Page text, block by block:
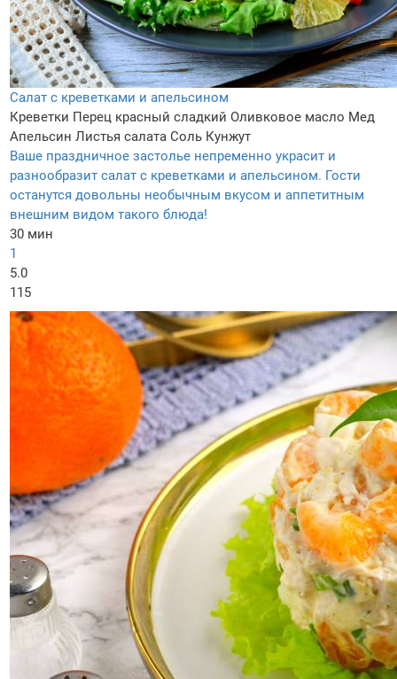
Салат с креветками и апельсином
Креветки Перец красный сладкий Оливковое масло Мед
Апельсин Листья салата Соль Кунжут
Ваше праздничное застолье непременно украсит и
разнообразит салат с креветками и апельсином. Гости
останутся довольны необычным вкусом и аппетитным
внешним видом такого блюда!
30 мин
1
5.0
115